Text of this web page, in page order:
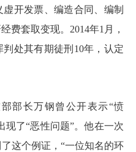
开发票、编造合同、编制
费套取变现。2014年1月，
处其有期徒刑10年，认定
部长万钢曾公开表示“愤
现了“恶性问题”。他在一次
这个例证，“一位知名的环